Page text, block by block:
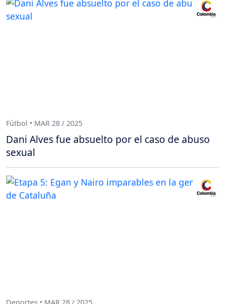
Fútbol • MAR 28 / 2025
Dani Alves fue absuelto por el caso de abuso
sexual